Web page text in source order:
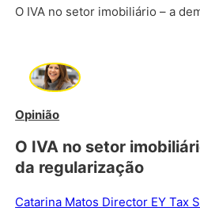
O IVA no setor imobiliário – a
Opinião
O IVA no setor
da regularização
Catarina Matos Director EY Tax